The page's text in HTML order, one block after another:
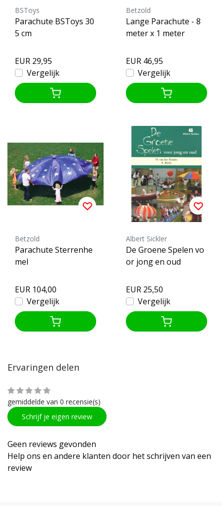
BSToys
Parachute BSToys 30
5 cm
EUR 29,95
Vergelijk
Betzold
Lange Parachute - 8
meter x 1 meter
EUR 46,95
Vergelijk
Betzold
Parachute Sterrenhe
mel
EUR 104,00
Vergelijk
Albert Sickler
De Groene Spelen vo
or jong en oud
EUR 25,50
Vergelijk
Ervaringen delen
gemiddelde van 0 recensie(s)
Schrijf je eigen review
Geen reviews gevonden
Help ons en andere klanten door het schrijven van een
review